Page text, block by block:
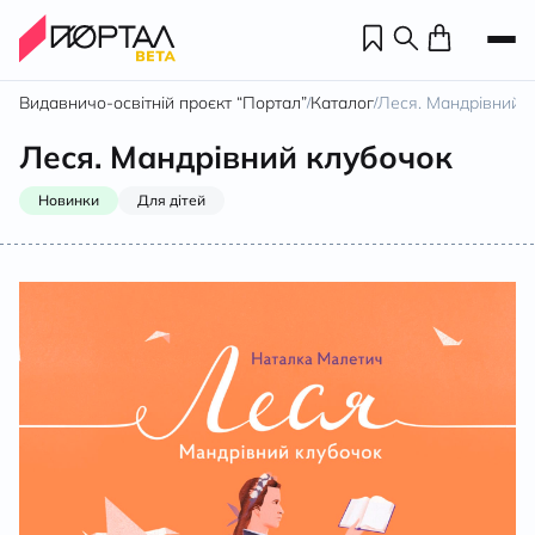
Видавничо-освітній проєкт “Портал”/Каталог/Леся. Мандрівний
Леся. Мандрівний клубочок
Новинки Для дітей